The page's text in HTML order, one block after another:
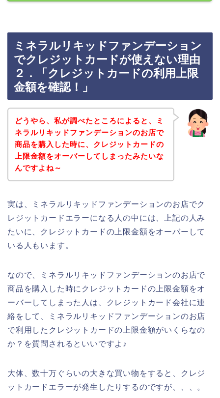
ミネラルリキッドファンデーション
でクレジットカードが使えない理由
２．「クレジットカードの利用上限
金額を確認！」
どうやら、私が調べたところによると、ミ
ネラルリキッドファンデーションのお店で
商品を購入した時に、クレジットカードの
上限金額をオーバーしてしまったみたいな
んですよね～
実は、ミネラルリキッドファンデーションのお店でク
レジットカードエラーになる人の中には、上記の人み
たいに、クレジットカードの上限金額をオーバーして
いる人もいます。
なので、ミネラルリキッドファンデーションのお店で
商品を購入した時にクレジットカードの上限金額をオ
ーバーしてしまった人は、クレジットカード会社に連
絡をして、ミネラルリキッドファンデーションのお店
で利用したクレジットカードの上限金額がいくらなの
か？を質問されるといいですよ♪
大体、数十万ぐらいの大きな買い物をすると、クレジ
ットカードエラーが発生したりするのですが、、、。